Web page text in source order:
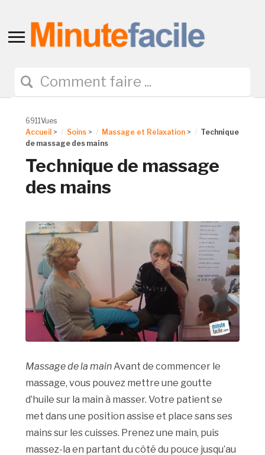
Toggle
navigation
6911Vues
Accueil > Soins > Massage et Relaxation >
Technique
de massage des mains
Technique de massage
des mains
Massage de la mainAvant de commencer le
massage, vous pouvez mettre une goutte
d’huile sur la main à masser. Votre patient se
met dans une position assise et place sans ses
mains sur les cuisses. Prenez une main, puis
massez-la en partant du côté du pouce jusqu’au